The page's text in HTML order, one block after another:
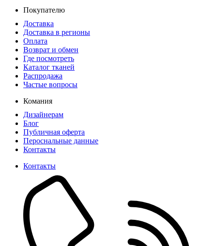
Покупателю
Доставка
Доставка в регионы
Оплата
Возврат и обмен
Где посмотреть
Каталог тканей
Распродажа
Частые вопросы
Комания
Дизайнерам
Блог
Публичная оферта
Пероснальные данные
Контакты
Контакты